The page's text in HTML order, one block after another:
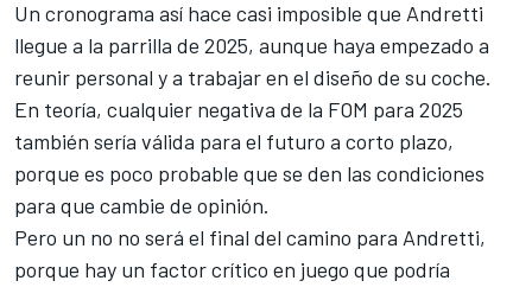
Un cronograma así hace casi imposible que Andretti
llegue a la parrilla de 2025, aunque haya empezado a
reunir personal y a trabajar en el diseño de su coche.
En teoría, cualquier negativa de la FOM para 2025
también sería válida para el futuro a corto plazo,
porque es poco probable que se den las condiciones
para que cambie de opinión.
Pero un no no será el final del camino para Andretti,
porque hay un factor crítico en juego que podría